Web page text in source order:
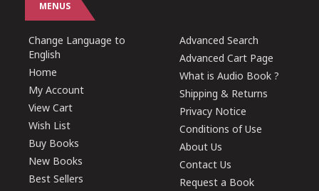
MENUS
Change Language to
English
Home
My Account
View Cart
Wish List
Buy Books
New Books
Best Sellers
Advanced Search
Advanced Cart Page
What is Audio Book ?
Shipping & Returns
Privacy Notice
Conditions of Use
About Us
Contact Us
Request a Book